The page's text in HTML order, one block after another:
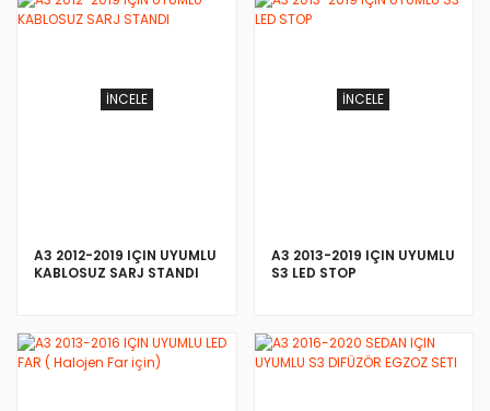
İNCELE
A3 2012-2019 IÇIN UYUMLU
KABLOSUZ SARJ STANDI
İNCELE
A3 2013-2019 IÇIN UYUMLU
S3 LED STOP